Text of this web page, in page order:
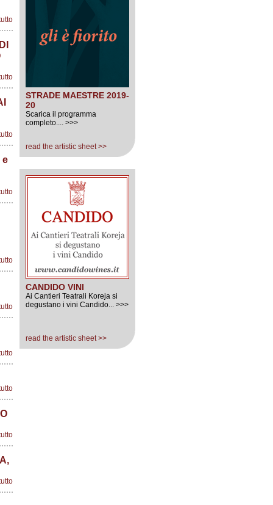
e
STRADE MAESTRE 2019-
20
Scarica il programma
completo.... >>>
read the artistic sheet >>
CANDIDO VINI
Ai Cantieri Teatrali Koreja si
degustano i vini Candido... >>>
read the artistic sheet >>